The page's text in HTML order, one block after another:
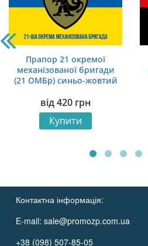
Прапор 21 окремої
механізованої бригади
(21 ОМБр) синьо-жовтий
від420 грн
Купити
Контактна інформація:
E-mail: sale@promozp.com.ua
+38 (098) 507-85-05